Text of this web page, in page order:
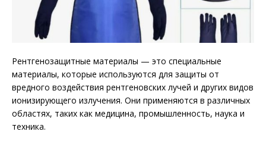
Рентгенозащитные материалы — это специальные
материалы, которые используются для защиты от
вредного воздействия рентгеновских лучей и других видов
ионизирующего излучения. Они применяются в различных
областях, таких как медицина, промышленность, наука и
техника.